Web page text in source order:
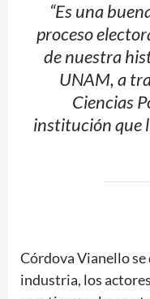
“Es una
proceso
de nuestra
UNAM, a
Ciencias
institución que
Córdova Vianello se
industria, los